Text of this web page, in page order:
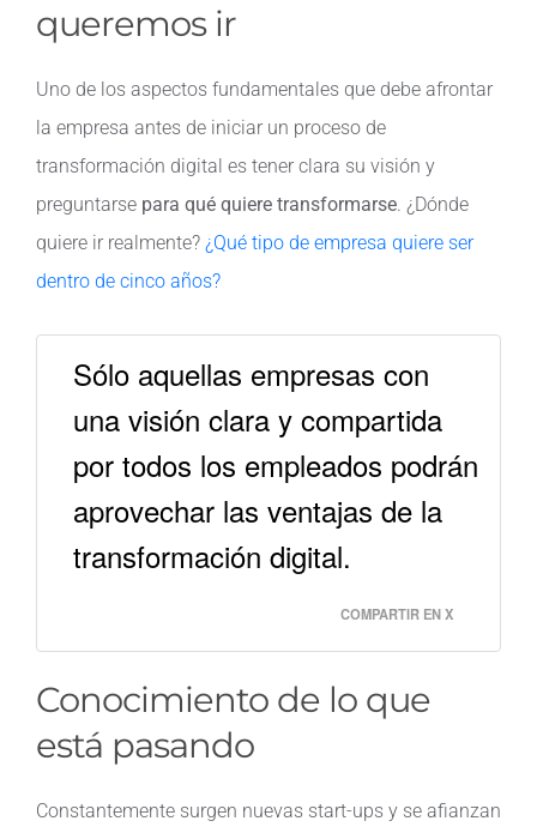
queremos ir
Uno de los aspectos fundamentales que debe afrontar
la empresa antes de iniciar un proceso de
transformación digital es tener clara su visión y
preguntarse para qué quiere transformarse. ¿Dónde
quiere ir realmente? ¿Qué tipo de empresa quiere ser
dentro de cinco años?
Sólo aquellas empresas con
una visión clara y compartida
por todos los empleados podrán
aprovechar las ventajas de la
transformación digital.
COMPARTIR EN X
Conocimiento de lo que
está pasando
Constantemente surgen nuevas start-ups y se afianzan